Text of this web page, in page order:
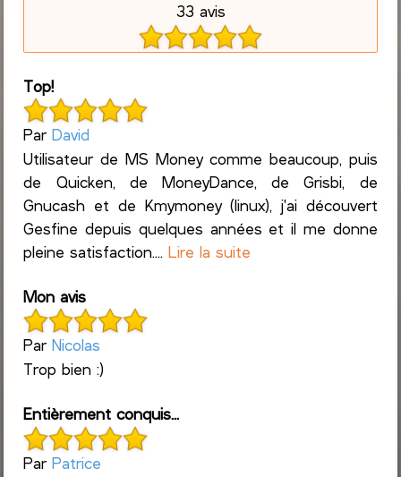
33 avis
Top!
ParDavid
Utilisateur de MS Money comme beaucoup, puis
de Quicken, de MoneyDance, de Grisbi, de
Gnucash et de Kmymoney (linux), j'ai découvert
Gesfine depuis quelques années et il me donne
pleine satisfaction....Lire la suite
Mon avis
ParNicolas
Trop bien :)
Entièrement conquis...
ParPatrice